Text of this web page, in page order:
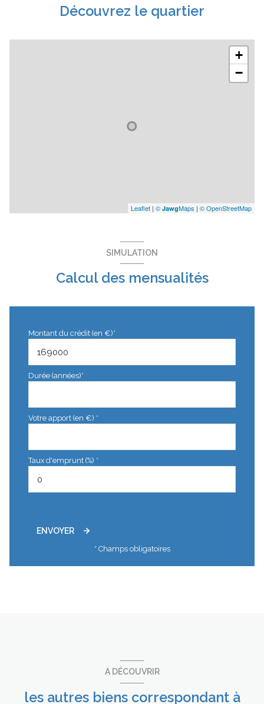
Découvrez le quartier
+
−
Leaflet | © JawgMaps | © OpenStreetMap
SIMULATION
Calcul des mensualités
Montant du crédit (en €)*
Durée (années)*
Votre apport (en €) *
Taux d'emprunt (%) *
ENVOYER
* Champs obligatoires
A DÉCOUVRIR
les autres biens correspondant à